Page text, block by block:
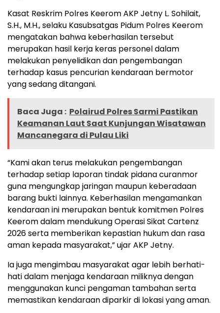
Kasat Reskrim Polres Keerom AKP Jetny L. Sohilait,
S.H., M.H., selaku Kasubsatgas Pidum Polres Keerom
mengatakan bahwa keberhasilan tersebut
merupakan hasil kerja keras personel dalam
melakukan penyelidikan dan pengembangan
terhadap kasus pencurian kendaraan bermotor
yang sedang ditangani.
Baca Juga : Polairud Polres Sarmi Pastikan
Keamanan Laut Saat Kunjungan Wisatawan
Mancanegara di Pulau Liki
“Kami akan terus melakukan pengembangan
terhadap setiap laporan tindak pidana curanmor
guna mengungkap jaringan maupun keberadaan
barang bukti lainnya. Keberhasilan mengamankan
kendaraan ini merupakan bentuk komitmen Polres
Keerom dalam mendukung Operasi Sikat Cartenz
2026 serta memberikan kepastian hukum dan rasa
aman kepada masyarakat,” ujar AKP Jetny.
Ia juga mengimbau masyarakat agar lebih berhati-
hati dalam menjaga kendaraan miliknya dengan
menggunakan kunci pengaman tambahan serta
memastikan kendaraan diparkir di lokasi yang aman.